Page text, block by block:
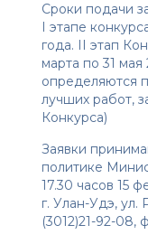
Сроки подачи
I этапе
года. II этап
марта по 31 мая
определяются
лучших работ,
Конкурса)
Заявки
политике
17.30 часов 15
г. Улан-Удэ, ул.
(3012)21-92-08,